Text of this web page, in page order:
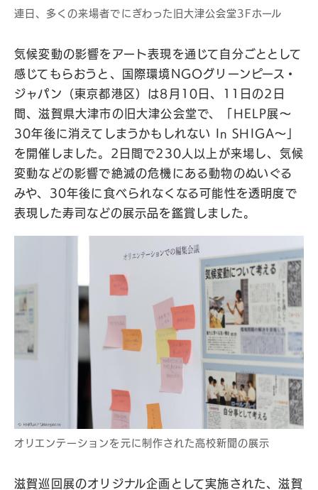
連日、多くの来場者でにぎわった旧大津公会堂3Fホール
気候変動の影響をアート表現を通じて自分ごととして
感じてもらおうと、国際環境NGOグリーンピース・
ジャパン（東京都港区）は8月10日、11日の2日
間、滋賀県大津市の旧大津公会堂で、「HELP展〜
30年後に消えてしまうかもしれない In SHIGA〜」
を開催しました。2日間で230人以上が来場し、気候
変動などの影響で絶滅の危機にある動物のぬいぐる
みや、30年後に食べられなくなる可能性を透明度で
表現した寿司などの展示品を鑑賞しました。
オリエンテーションを元に制作された高校新聞の展示
滋賀巡回展のオリジナル企画として実施された、滋賀